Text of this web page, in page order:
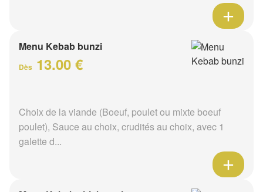
Menu Kebab bunzi
Dès 13.00 €
Choix de la viande (Boeuf, poulet ou mixte boeuf
poulet), Sauce au choix, crudités au choix, avec 1
galette d...